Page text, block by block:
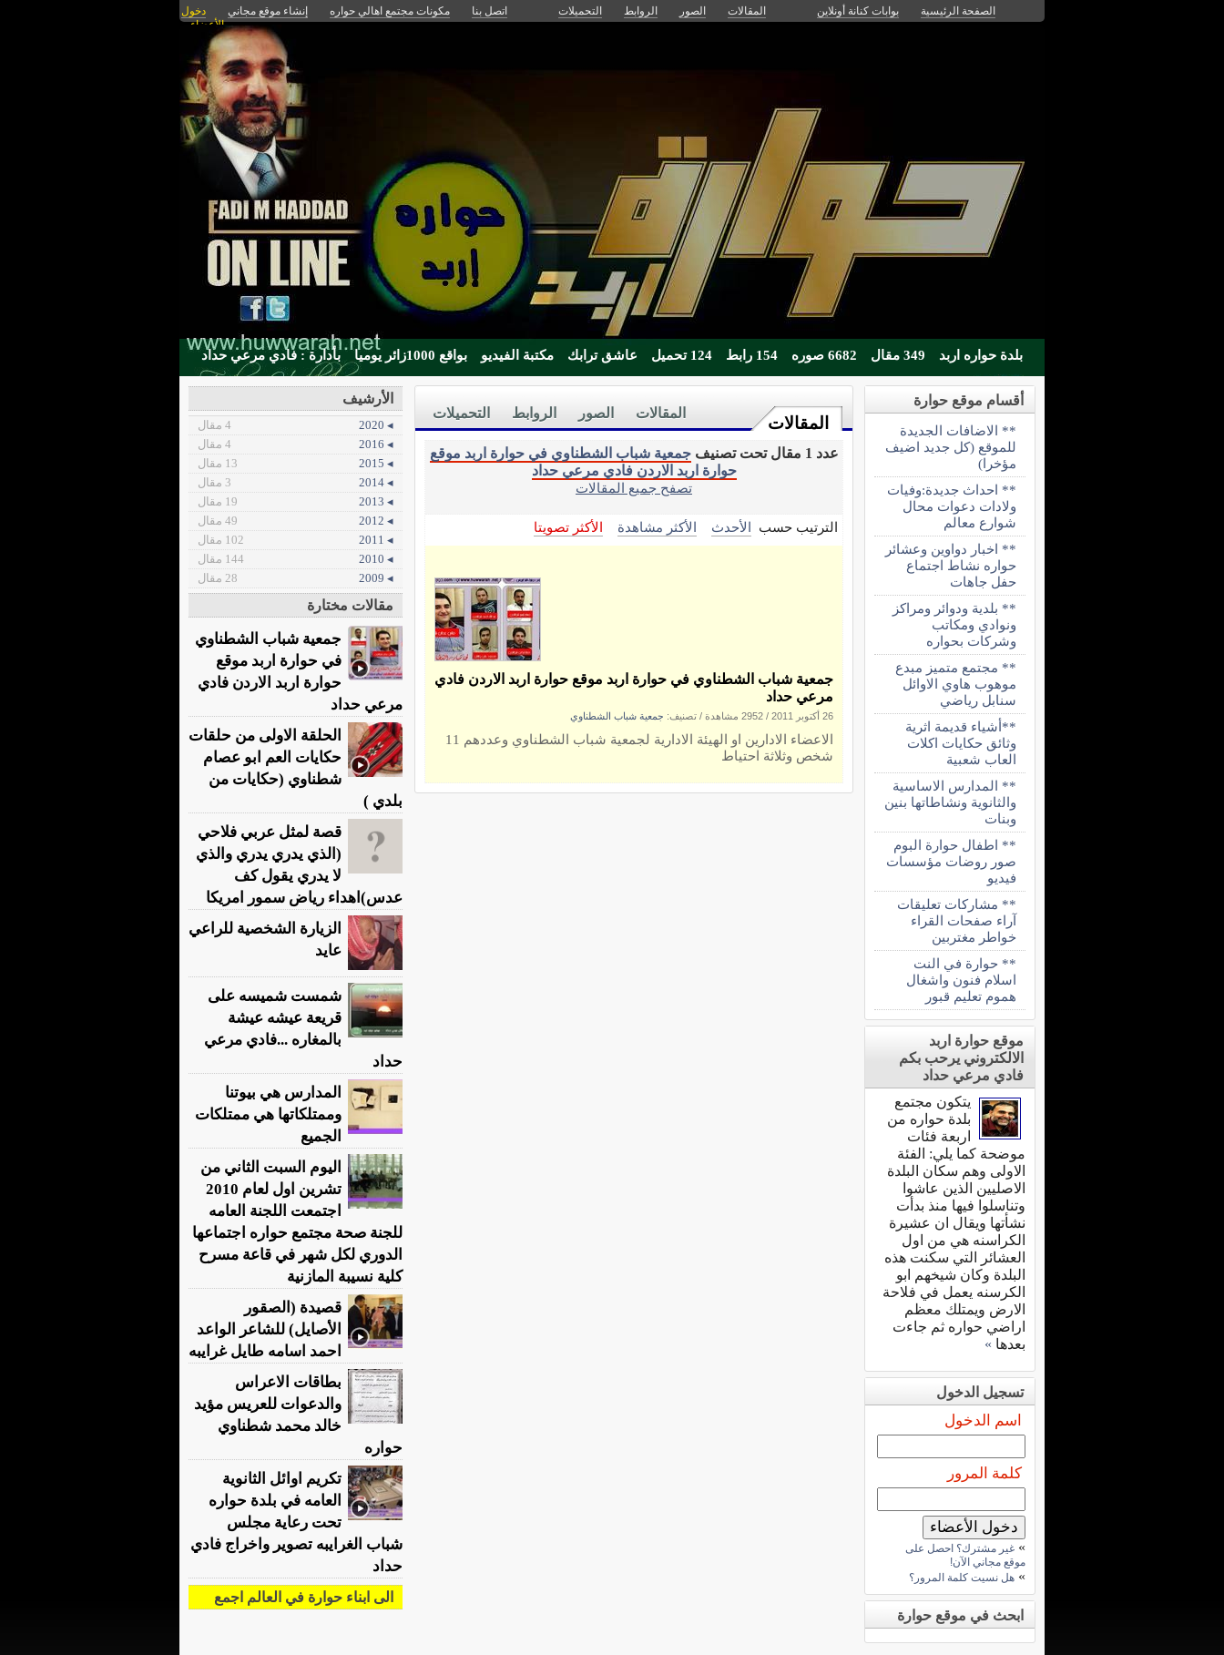
الصفحة الرئيسية بوابات كنانة أونلاين المقالات الصور الروابط التحميلات اتصل بنا مكونات مجتمع اهالي حواره إنشاء موقع مجاني
دخول
الأعضاء
بلدة حواره اربد 349 مقال 6682 صوره 154 رابط 124 تحميل عاشق ترابك مكتبة الفيديو بواقع 1000زائر يوميا بأدارة : فادي مرعي حداد
المقالات
التحميلات الروابط الصور المقالات
عدد 1 مقال تحت تصنيف
جمعية شباب الشطناوي في حوارة اربد موقع
حوارة اربد الاردن فادي مرعي حداد
تصفح جميع المقالات
الترتيب حسب الأحدث الأكثر مشاهدة الأكثر تصويتا
جمعية شباب الشطناوي في حوارة اربد موقع حوارة اربد الاردن فادي
مرعي حداد
26 أكتوبر 2011 / 2952 مشاهدة / تصنيف: جمعية شباب الشطناوي
الاعضاء الادارين او الهيئة الادارية لجمعية شباب الشطناوي وعددهم 11
شخص وثلاثة احتياط
أقسام موقع حوارة
** الاضافات الجديدة
للموقع (كل جديد اضيف
مؤخرا)
** احداث جديدة:وفيات
ولادات دعوات محال
شوارع معالم
** اخبار دواوين وعشائر
حواره نشاط اجتماع
حفل جاهات
** بلدية ودوائر ومراكز
ونوادي ومكاتب
وشركات بحواره
** مجتمع متميز مبدع
موهوب هاوي الاوائل
سنابل رياضي
**أشياء قديمة اثرية
وثائق حكايات اكلات
العاب شعبية
** المدارس الاساسية
والثانوية ونشاطاتها بنين
وبنات
** اطفال حوارة البوم
صور روضات مؤسسات
فيديو
** مشاركات تعليقات
آراء صفحات القراء
خواطر مغتربين
** حوارة في النت
اسلام فنون واشغال
هموم تعليم قبور
موقع حوارة اربد
الالكتروني يرحب بكم
فادي مرعي حداد
يتكون مجتمع
بلدة حواره من
اربعة فئات
موضحة كما يلي: الفئة
الاولى وهم سكان البلدة
الاصليين الذين عاشوا
وتناسلوا فيها منذ بدأت
نشأتها ويقال ان عشيرة
الكراسنه هي من اول
العشائر التي سكنت هذه
البلدة وكان شيخهم ابو
الكرسنه يعمل في فلاحة
الارض ويمتلك معظم
اراضي حواره ثم جاءت
بعدها »
تسجيل الدخول
اسم الدخول
كلمة المرور
» غير مشترك؟ احصل على
موقع مجاني الآن!
» هل نسيت كلمة المرور؟
ابحث في موقع حوارة
الأرشيف
◂ 2020
4 مقال
◂ 2016
4 مقال
◂ 2015
13 مقال
◂ 2014
3 مقال
◂ 2013
19 مقال
◂ 2012
49 مقال
◂ 2011
102 مقال
◂ 2010
144 مقال
◂ 2009
28 مقال
مقالات مختارة
جمعية شباب الشطناوي
في حوارة اربد موقع
حوارة اربد الاردن فادي
مرعي حداد
الحلقة الاولى من حلقات
حكايات العم ابو عصام
شطناوي (حكايات من
بلدي )
قصة لمثل عربي فلاحي
(الذي يدري يدري والذي
لا يدري يقول كف
عدس)اهداء رياض سمور امريكا
الزيارة الشخصية للراعي
عايد
شمست شميسه على
قريعة عيشه عيشة
بالمغاره ...فادي مرعي
حداد
المدارس هي بيوتنا
وممتلكاتها هي ممتلكات
الجميع
اليوم السبت الثاني من
تشرين اول لعام 2010
اجتمعت اللجنة العامه
للجنة صحة مجتمع حواره اجتماعها
الدوري لكل شهر في قاعة مسرح
كلية نسيبة المازنية
قصيدة (الصقور
الأصايل) للشاعر الواعد
احمد اسامه طايل غرايبه
بطاقات الاعراس
والدعوات للعريس مؤيد
خالد محمد شطناوي
حواره
تكريم اوائل الثانوية
العامه في بلدة حواره
تحت رعاية مجلس
شباب الغرايبه تصوير واخراج فادي
حداد
الى ابناء حوارة في العالم اجمع